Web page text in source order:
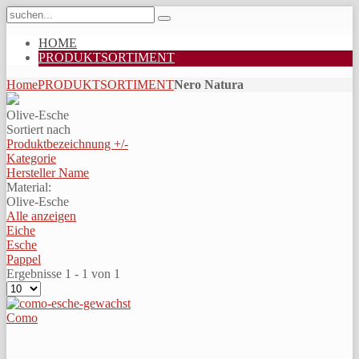
HOME
PRODUKTSORTIMENT
HomePRODUKTSORTIMENTNero Natura
Olive-Esche
Sortiert nach
Produktbezeichnung +/-
Kategorie
Hersteller Name
Material:
Olive-Esche
Alle anzeigen
Eiche
Esche
Pappel
Ergebnisse 1 - 1 von 1
Como